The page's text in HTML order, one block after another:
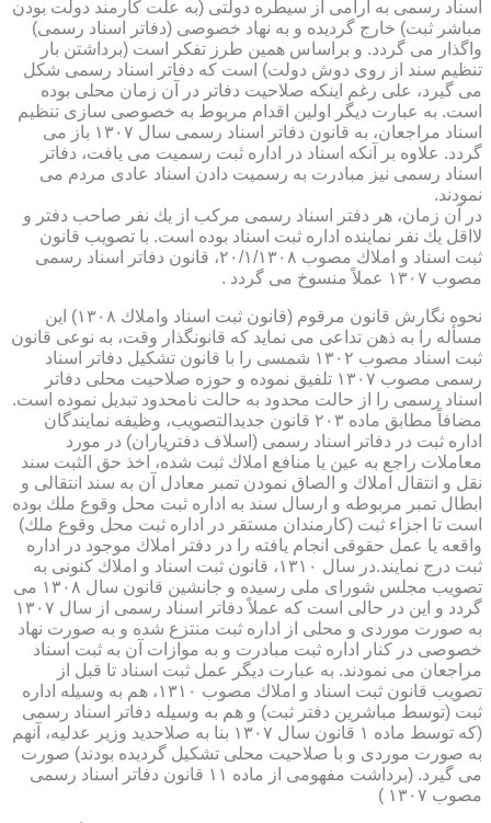
اسناد رسمی به آرامی از سیطره دولتی (به علت كارمند دولت بودن
مباشر ثبت) خارج گردیده و به نهاد خصوصی (دفاتر اسناد رسمی)
واگذار می گردد. و براساس همین طرز تفكر است (برداشتن بار
تنظیم سند از روی دوش دولت) است كه دفاتر اسناد رسمی شكل
می گیرد، علی رغم اینكه صلاحیت دفاتر در آن زمان محلی بوده
است. به عبارت دیگر اولین اقدام مربوط به خصوصی سازی تنظیم
اسناد مراجعان، به قانون دفاتر اسناد رسمی سال ۱۳۰۷ باز می
گردد. علاوه بر آنكه اسناد در اداره ثبت رسمیت می یافت، دفاتر
اسناد رسمی نیز مبادرت به رسمیت دادن اسناد عادی مردم می
نمودند.
در آن زمان، هر دفتر اسناد رسمی مركب از یك نفر صاحب دفتر و
لااقل یك نفر نماینده اداره ثبت اسناد بوده است. با تصویب قانون
ثبت اسناد و املاك مصوب ۲۰/۱/۱۳۰۸، قانون دفاتر اسناد رسمی
مصوب ۱۳۰۷ عملاً منسوخ می گردد .
نحوه نگارش قانون مرقوم (قانون ثبت اسناد واملاك ۱۳۰۸) این
مسأله را به ذهن تداعی می نماید كه قانونگذار وقت، به نوعی قانون
ثبت اسناد مصوب ۱۳۰۲ شمسی را با قانون تشكیل دفاتر اسناد
رسمی مصوب ۱۳۰۷ تلفیق نموده و حوزه صلاحیت محلی دفاتر
اسناد رسمی را از حالت محدود به حالت نامحدود تبدیل نموده است.
مضافاً مطابق ماده ۲۰۳ قانون جدیدالتصویب، وظیفه نمایندگان
اداره ثبت در دفاتر اسناد رسمی (اسلاف دفتریاران) در مورد
معاملات راجع به عین یا منافع املاك ثبت شده، اخذ حق الثبت سند
نقل و انتقال املاك و الصاق نمودن تمبر معادل آن به سند انتقالی و
ابطال تمبر مربوطه و ارسال سند به اداره ثبت محل وقوع ملك بوده
است تا اجزاء ثبت (كارمندان مستقر در اداره ثبت محل وقوع ملك)
واقعه یا عمل حقوقی انجام یافته را در دفتر املاك موجود در اداره
ثبت درج نمایند.در سال ۱۳۱۰، قانون ثبت اسناد و املاك كنونی به
تصویب مجلس شورای ملی رسیده و جانشین قانون سال ۱۳۰۸ می
گردد و این در حالی است كه عملاً دفاتر اسناد رسمی از سال ۱۳۰۷
به صورت موردی و محلی از اداره ثبت منتزع شده و به صورت نهاد
خصوصی در كنار اداره ثبت مبادرت و به موازات آن به ثبت اسناد
مراجعان می نمودند. به عبارت دیگر عمل ثبت اسناد تا قبل از
تصویب قانون ثبت اسناد و املاك مصوب ۱۳۱۰، هم به وسیله اداره
ثبت (توسط مباشرین دفتر ثبت) و هم به وسیله دفاتر اسناد رسمی
(كه توسط ماده ۱ قانون سال ۱۳۰۷ بنا به صلاحدید وزیر عدلیه، آنهم
به صورت موردی و با صلاحیت محلی تشكیل گردیده بودند) صورت
می گیرد. (برداشت مفهومی از ماده ۱۱ قانون دفاتر اسناد رسمی
مصوب ۱۳۰۷ )